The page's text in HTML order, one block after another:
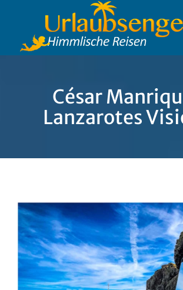
springen
César
Lanzarotes